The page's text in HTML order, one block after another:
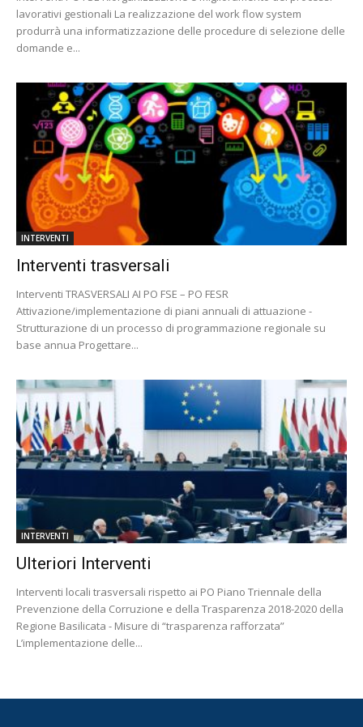
lavorativi gestionali La realizzazione del work flow system
produrrà una informatizzazione delle procedure di selezione delle
domande e...
INTERVENTI
Interventi trasversali
Interventi TRASVERSALI AI PO FSE – PO FESR
Attivazione/implementazione di piani annuali di attuazione -
Strutturazione di un processo di programmazione regionale su
base annua Progettare...
INTERVENTI
Ulteriori Interventi
Interventi locali trasversali rispetto ai PO Piano Triennale della
Prevenzione della Corruzione e della Trasparenza 2018-2020 della
Regione Basilicata - Misure di “trasparenza rafforzata”
L’implementazione delle...